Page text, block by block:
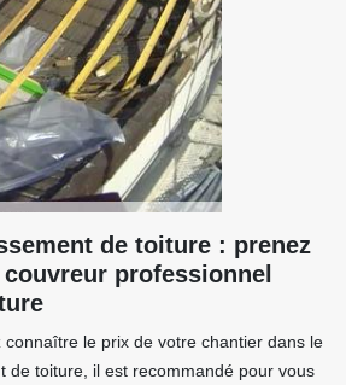
de toiture : prenez
professionnel
connaître le prix de votre chantier dans le
de toiture, il est recommandé pour vous